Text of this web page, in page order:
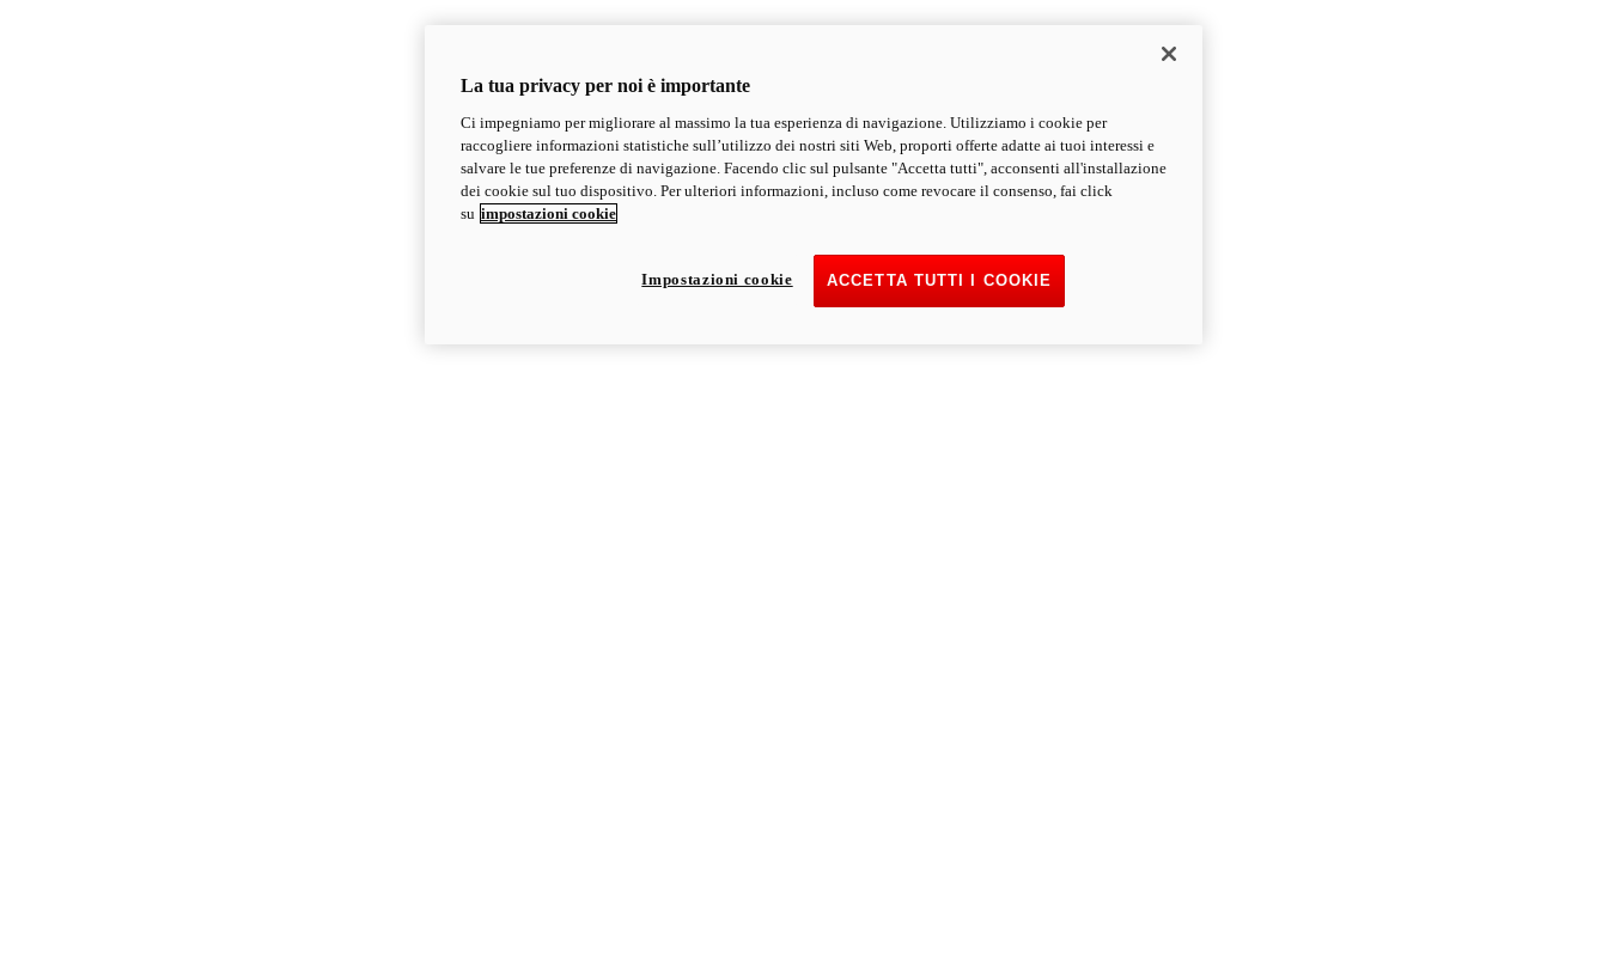
La tua privacy per noi è importante
Ci impegniamo per migliorare al massimo la tua esperienza di navigazione. Utilizziamo i cookie per
raccogliere informazioni statistiche sull’utilizzo dei nostri siti Web, proporti offerte adatte ai tuoi interessi e
salvare le tue preferenze di navigazione. Facendo clic sul pulsante "Accetta tutti", acconsenti all'installazione
dei cookie sul tuo dispositivo. Per ulteriori informazioni, incluso come revocare il consenso, fai click
su impostazioni cookie
ACCETTA TUTTI I COOKIE
Impostazioni cookie